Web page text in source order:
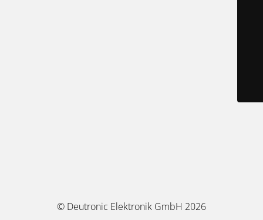
© Deutronic Elektronik GmbH 2026